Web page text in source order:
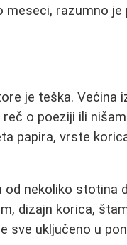
meseci, razumno
je teška. Većina
o poeziji ili
papira, vrste
nekoliko stotina
dizajn korica,
sve uključeno u